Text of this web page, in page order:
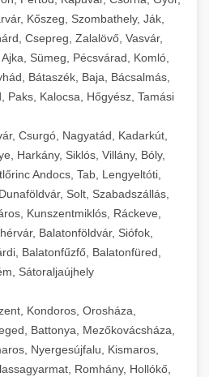
Kőszeg, Szombathely, Ják,
Csepreg, Zalalövő, Vasvár,
Sümeg, Pécsvárad, Komló,
Bátaszék, Baja, Bácsalmás,
Paks, Kalocsa, Hőgyész, Tamási
Csurgó, Nagyatád, Kadarkút,
Harkány, Siklós, Villány, Bóly,
Andocs, Tab, Lengyeltóti,
Solt, Szabadszállás,
Kunszentmiklós, Ráckeve,
Balatonföldvár, Siófok,
Balatonfűzfő, Balatonfüred,
Sátoraljaújhely
Kondoros, Orosháza,
Battonya, Mezőkovácsháza,
Nyergesújfalu, Kismaros,
Romhány, Hollókő,